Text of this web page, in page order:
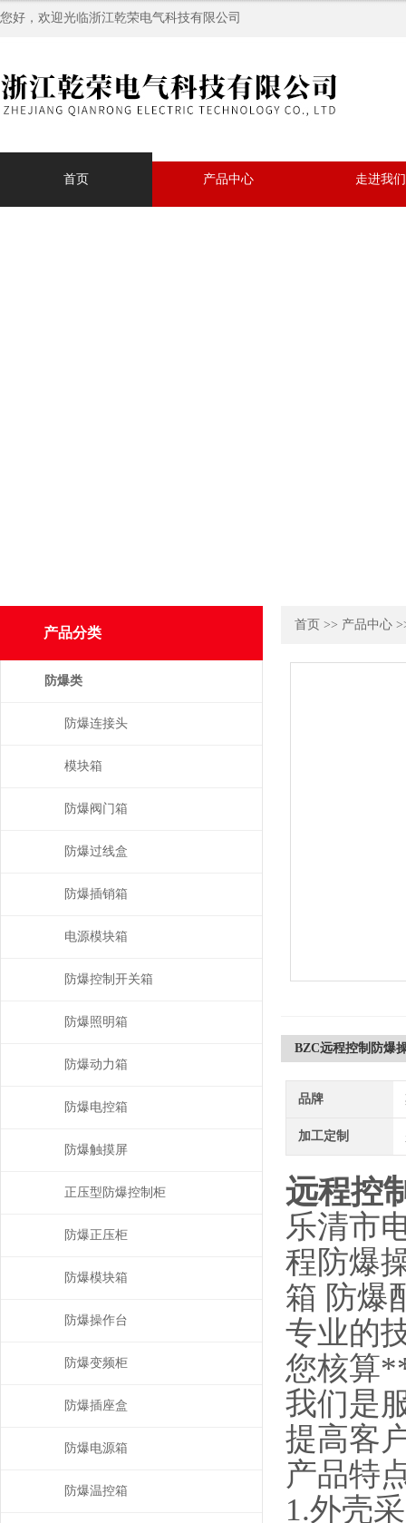
您好，欢迎光临浙江乾荣电气科技有限公司
首页 产品中心 走进我们
首页 >> 产品中心
BZC远程控制防爆
品牌
加工定制
远程控
乐清市
程防爆
箱 防爆
专业的
您核算
我们是
提高客
产品特
1.外壳
产品分类
防爆类
防爆连接头
模块箱
防爆阀门箱
防爆过线盒
防爆插销箱
电源模块箱
防爆控制开关箱
防爆照明箱
防爆动力箱
防爆电控箱
防爆触摸屏
正压型防爆控制柜
防爆正压柜
防爆模块箱
防爆操作台
防爆变频柜
防爆插座盒
防爆电源箱
防爆温控箱